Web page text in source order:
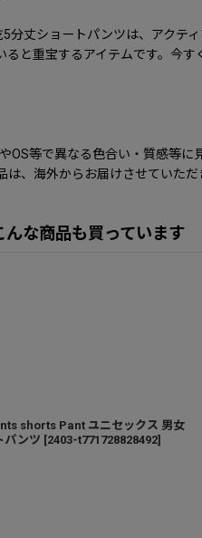
分丈ショートパンツは、アクテ
と重宝するアイテムです。今
OS等で異なる色合い・質感等に
、海外からお届けさせていた
な商品も買っています
shorts Pant ユニセックス 男女
パンツ [2403-t771728828492]